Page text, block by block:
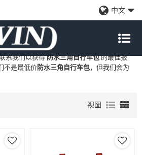
中文
的专业中国制造商和供应商，我们提供定制
、自有品牌防水三角自行车包
系我们以获得防水三角自行车包的最佳报
不是最低价防水三角自行车包，但我们会为
视图